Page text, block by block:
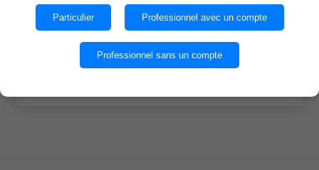
Quantité par caisse : 6
des cookies.
OK
Particulier Professionnel avec un compte
Professionnel sans un compte